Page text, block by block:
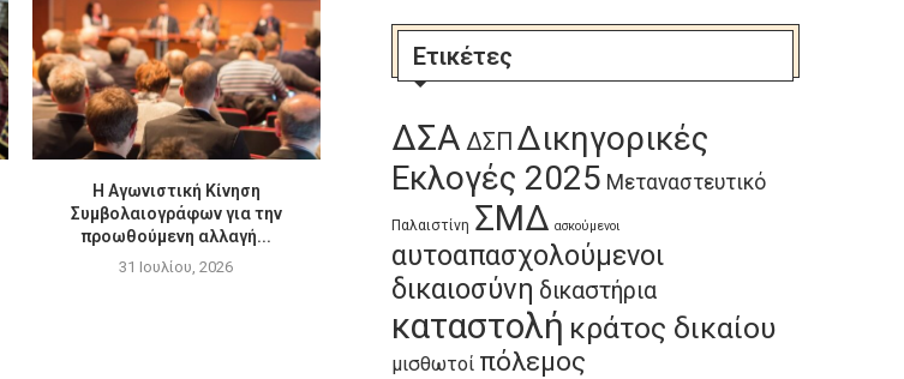
Η Αγωνιστική Κίνηση
Συμβολαιογράφων για την
προωθούμενη αλλαγή...
31 Ιουλίου, 2026
Μαχητική σύσκεψη για τις
εξελίξεις και τον ιμπεριαλιστικό...
Το έγκλημα στο Άργος
Ετικέτες
ΔΣΑ ΔΣΠ Δικηγορικές
Εκλογές 2025 Μεταναστευτικό
Παλαιστίνη ΣΜΔ ασκούμενοι
αυτοαπασχολούμενοι
δικαιοσύνη δικαστήρια
καταστολή κράτος δικαίου
μισθωτοί πόλεμος